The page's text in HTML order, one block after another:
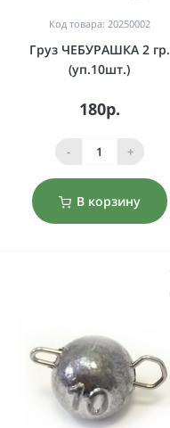
Код товара: 20250002
Груз ЧЕБУРАШКА 2 гр.
(уп.10шт.)
180р.
- +
В корзину